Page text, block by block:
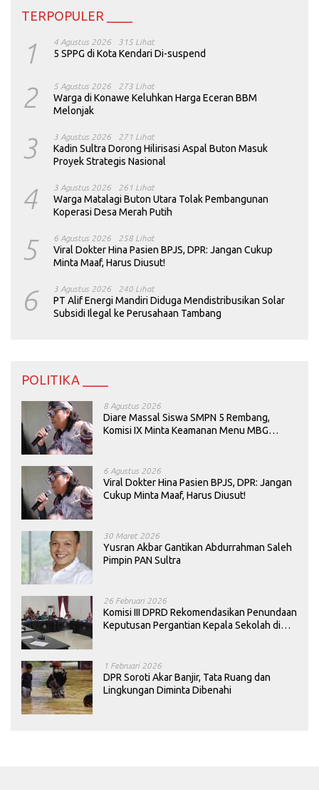
TERPOPULER ____
1 4 Agustus 2026 315 Lihat
5 SPPG di Kota Kendari Di-suspend
2 5 Agustus 2026 273 Lihat
Warga di Konawe Keluhkan Harga Eceran BBM
Melonjak
3 3 Agustus 2026 271 Lihat
Kadin Sultra Dorong Hilirisasi Aspal Buton Masuk
Proyek Strategis Nasional
4 3 Agustus 2026 261 Lihat
Warga Matalagi Buton Utara Tolak Pembangunan
Koperasi Desa Merah Putih
5 6 Agustus 2026 258 Lihat
Viral Dokter Hina Pasien BPJS, DPR: Jangan Cukup
Minta Maaf, Harus Diusut!
6 3 Agustus 2026 240 Lihat
PT Alif Energi Mandiri Diduga Mendistribusikan Solar
Subsidi Ilegal ke Perusahaan Tambang
POLITIKA ____
8 Agustus 2026
Diare Massal Siswa SMPN 5 Rembang,
Komisi IX Minta Keamanan Menu MBG
6 Agustus 2026
Viral Dokter Hina Pasien BPJS, DPR: Jangan
Cukup Minta Maaf, Harus Diusut!
30 Maret 2026
Yusran Akbar Gantikan Abdurrahman Saleh
Pimpin PAN Sultra
26 Februari 2026
Komisi III DPRD Rekomendasikan Penundaan
Keputusan Pergantian Kepala Sekolah di
1 Februari 2026
DPR Soroti Akar Banjir, Tata Ruang dan
Lingkungan Diminta Dibenahi